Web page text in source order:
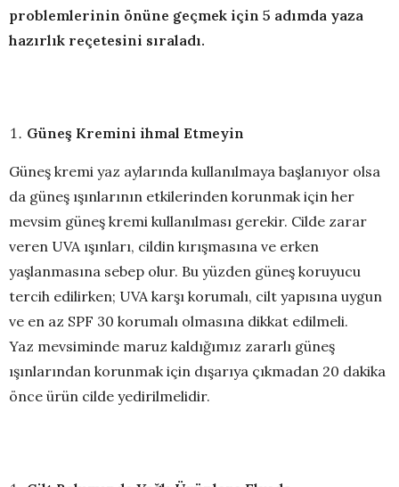
problemlerinin önüne geçmek için 5 adımda yaza
hazırlık reçetesini sıraladı.
Güneş Kremini ihmal Etmeyin
Güneş kremi yaz aylarında kullanılmaya başlanıyor olsa
da güneş ışınlarının etkilerinden korunmak için her
mevsim güneş kremi kullanılması gerekir. Cilde zarar
veren UVA ışınları, cildin kırışmasına ve erken
yaşlanmasına sebep olur. Bu yüzden güneş koruyucu
tercih edilirken; UVA karşı korumalı, cilt yapısına uygun
ve en az SPF 30 korumalı olmasına dikkat edilmeli.
Yaz mevsiminde maruz kaldığımız zararlı güneş
ışınlarından korunmak için dışarıya çıkmadan 20 dakika
önce ürün cilde yedirilmelidir.